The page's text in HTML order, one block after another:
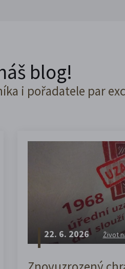
blog!
i pořadatele par
22. 6. 2026 Život